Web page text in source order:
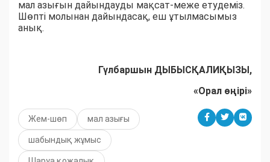
мал азығын дайындауды мақсат-меже етудеміз.
Шөпті молынан дайындасақ, еш ұтылмасымыз
анық.
Гүлбаршын ДЫБЫСҚАЛИҚЫЗЫ,
«Орал өңірі»
Жем-шөп мал азығы
шабындық жұмыс